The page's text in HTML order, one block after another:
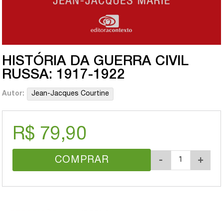
HISTÓRIA DA GUERRA CIVIL
RUSSA: 1917-1922
Autor: Jean-Jacques Courtine
R$ 79,90
COMPRAR - +